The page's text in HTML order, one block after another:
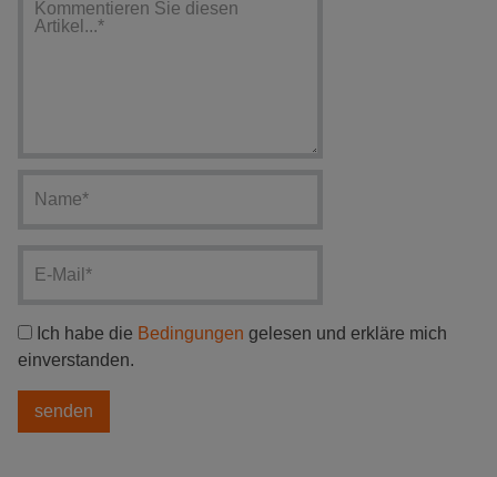
Ich habe die Bedingungen gelesen und erkläre mich
einverstanden.